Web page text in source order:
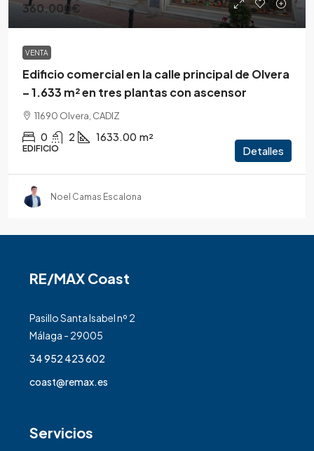
360.000€
VENTA
Edificio comercial en la calle principal de Olvera
– 1.633 m² en tres plantas con ascensor
11690 Olvera, CADIZ
0 2 1633.00 m²
EDIFICIO Detalles
Noel Camas Escalona
RE/MAX Coast
Pasillo Santa Isabel nº 2
Málaga - 29005
34 952 423 602
coast@remax.es
Servicios